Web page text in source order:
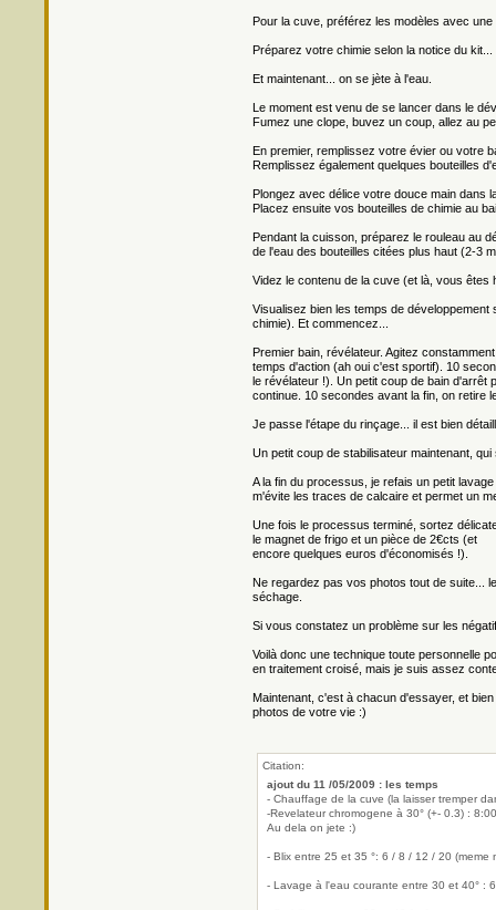
Pour la cuve, préférez les modèles avec
Préparez votre chimie selon la notice du
Et maintenant... on se jète à l'eau.
Le moment est venu de se lancer dans le
Fumez une clope, buvez un coup, allez au
En premier, remplissez votre évier ou votre
Remplissez également quelques bouteilles
Plongez avec délice votre douce main dans
Placez ensuite vos bouteilles de chimie au
Pendant la cuisson, préparez le rouleau au
de l'eau des bouteilles citées plus haut (2-3
Videz le contenu de la cuve (et là, vous
Visualisez bien les temps de développement
chimie). Et commencez...
Premier bain, révélateur. Agitez
temps d'action (ah oui c'est sportif). 10
le révélateur !). Un petit coup de bain d'arrêt
continue. 10 secondes avant la fin, on retire
Je passe l'étape du rinçage... il est bien
Un petit coup de stabilisateur maintenant,
A la fin du processus, je refais un petit
m'évite les traces de calcaire et permet un
Une fois le processus terminé, sortez
le magnet de frigo et un pièce de 2€cts (et
encore quelques euros d'économisés !).
Ne regardez pas vos photos tout de suite...
séchage.
Si vous constatez un problème sur les
Voilà donc une technique toute personnelle
en traitement croisé, mais je suis assez
Maintenant, c'est à chacun d'essayer, et
photos de votre vie :)
Citation:
ajout du 11 /05/2009 : les temps
- Chauffage de la cuve (la laisser tremper
-Revelateur chromogene à 30° (+- 0.3) :
Au dela on jete :)
- Blix entre 25 et 35 °: 6 / 8 / 12 / 20 (meme
- Lavage à l'eau courante entre 30 et 40° :